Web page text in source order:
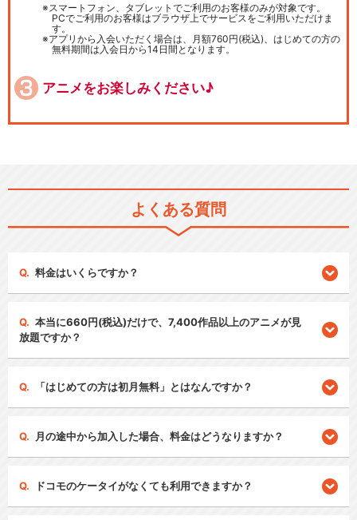
スマートフォン、タブレットでご利用のお客様のみが対象です。
PCでご利用のお客様はブラウザ上でサービスをご利用いただけま
す。
アプリから入会いただく場合は、月額760円(税込)、はじめての方の
無料期間は入会日から14日間となります。
アニメをお楽しみください♪
よくある質問
料金はいくらですか？
本当に660円(税込)だけで、7,400作品以上のアニメが見
放題ですか？
「はじめての方は初月無料」とはなんですか？
月の途中から加入した場合、料金はどうなりますか？
ドコモのケータイがなくても利用できますか？